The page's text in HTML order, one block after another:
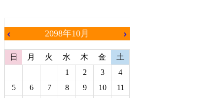
chevron_left 2098年10月 chevron_right
日 月 火 水 木 金
土
1
2 3
4
5
6 7 8 9 10
11